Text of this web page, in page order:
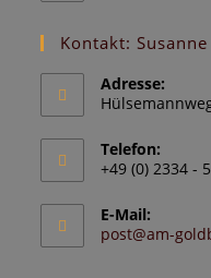
Kontakt:
Adresse:
Telefon:
+49 (0) 2334 -
E-Mail:
post@am-